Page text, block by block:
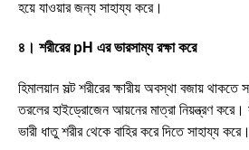
হয়ে যাওয়ার জন্য সাহায্য করে।
৪। শরীরের pH এর ভারসাম্য রক্ষা করে
হিমালয়ান সল্ট শরীরের ক্ষারীয় অবস্থা বজায় থাকতে
তরলের হাইড্রোজেন আয়নের মাত্রা নিয়ন্ত্রণ করে।
ভারী ধাতু শরীর থেকে বাহির করে দিতে সাহায্য করে।